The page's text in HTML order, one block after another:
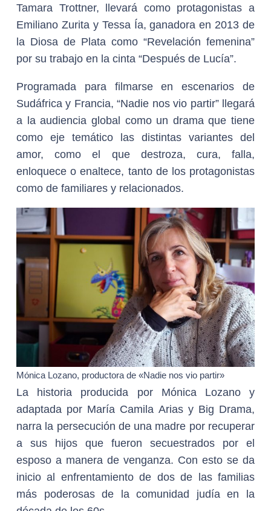
Tamara Trottner, llevará como protagonistas a
Emiliano Zurita y Tessa Ía, ganadora en 2013 de
la Diosa de Plata como “Revelación femenina”
por su trabajo en la cinta “Después de Lucía”.
Programada para filmarse en escenarios de
Sudáfrica y Francia, “Nadie nos vio partir” llegará
a la audiencia global como un drama que tiene
como eje temático las distintas variantes del
amor, como el que destroza, cura, falla,
enloquece o enaltece, tanto de los protagonistas
como de familiares y relacionados.
Mónica Lozano, productora de «Nadie nos vio partir»
La historia producida por Mónica Lozano y
adaptada por María Camila Arias y Big Drama,
narra la persecución de una madre por recuperar
a sus hijos que fueron secuestrados por el
esposo a manera de venganza. Con esto se da
inicio al enfrentamiento de dos de las familias
más poderosas de la comunidad judía en la